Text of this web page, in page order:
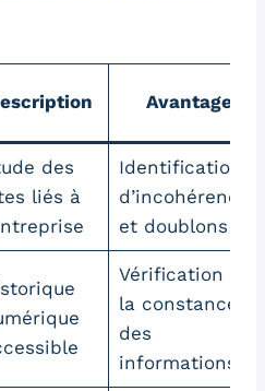
Avantage
des
liés à
Identification
d’incohérences
et doublons
Vérification de
la constance
des
informations